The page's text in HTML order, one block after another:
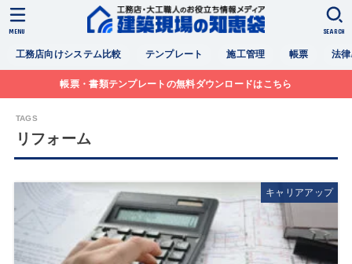
工務店向けシステム比較 テンプレート 施工管理 帳票 法
SEARCH
MENU
帳票・書類テンプレートの無料ダウンロードはこちら
リフォーム
キャリアアップ